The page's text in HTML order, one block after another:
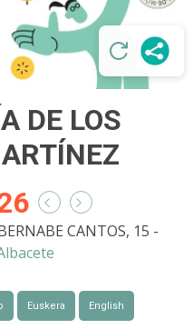
DE LOS
CANTOS, 15 -
Euskera English